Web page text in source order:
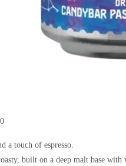
a touch of espresso.
built on a deep malt base